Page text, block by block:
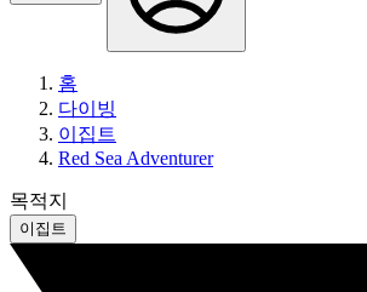
홈
다이빙
이집트
Red Sea Adventurer
목적지
이집트